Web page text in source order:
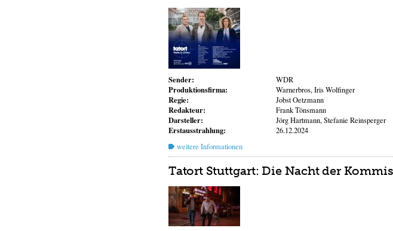
Sender: WDR
Produktionsfirma: Warnerbros, Iris Wolfinger
Regie: Jobst Oetzmann
Redakteur: Frank Tönsmann
Darsteller: Jörg Hartmann, Stefanie Reinsperger
Erstausstrahlung:
26.12.2024
weitere Informationen
Tatort Stuttgart: Die Nacht der